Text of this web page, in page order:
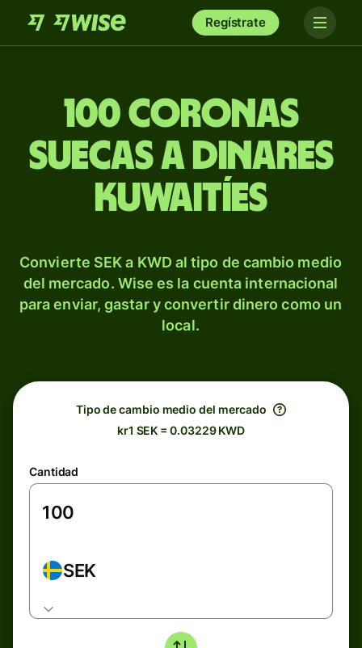
Regístrate
100 coronas
suecas a dinares
kuwaitíes
Convierte SEK a KWD al tipo de cambio medio
del mercado. Wise es la cuenta internacional
para enviar, gastar y convertir dinero como un
local.
Tipo de cambio medio del mercado
kr1 SEK = 0.03229 KWD
Cantidad
SEK